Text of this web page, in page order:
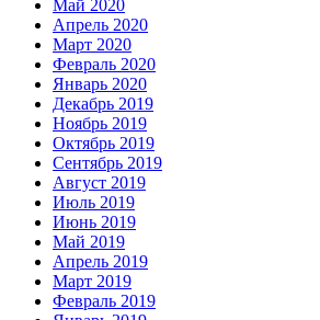
Май 2020
Апрель 2020
Март 2020
Февраль 2020
Январь 2020
Декабрь 2019
Ноябрь 2019
Октябрь 2019
Сентябрь 2019
Август 2019
Июль 2019
Июнь 2019
Май 2019
Апрель 2019
Март 2019
Февраль 2019